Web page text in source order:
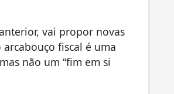
vai propor novas
fiscal é uma
não um “fim em si